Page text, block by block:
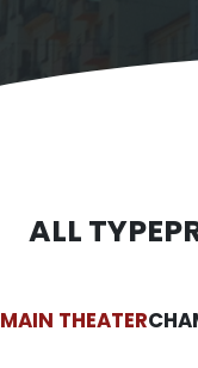
ALL TYPE
MAIN THEATER